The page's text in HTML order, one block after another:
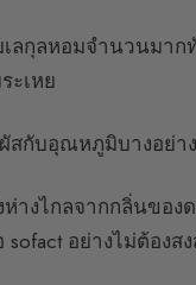
ลกุลหอมจำนวนมา
ะเหย
สกับอุณหภูมิบางอย่
างไกลจากกลิ่นขอ
อย่างไม่ต้องสง